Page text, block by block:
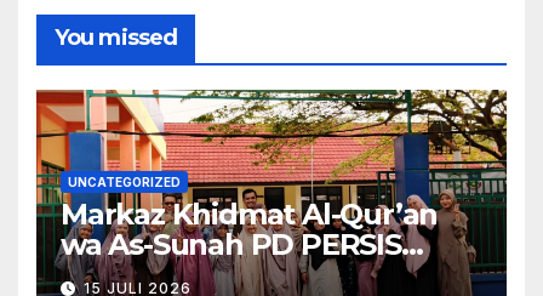
You missed
UNCATEGORIZED
Markaz Khidmat Al-Qur’an
wa As-Sunah PD PERSIS
Garut Kirimkan Alumninya
15 JULI 2026